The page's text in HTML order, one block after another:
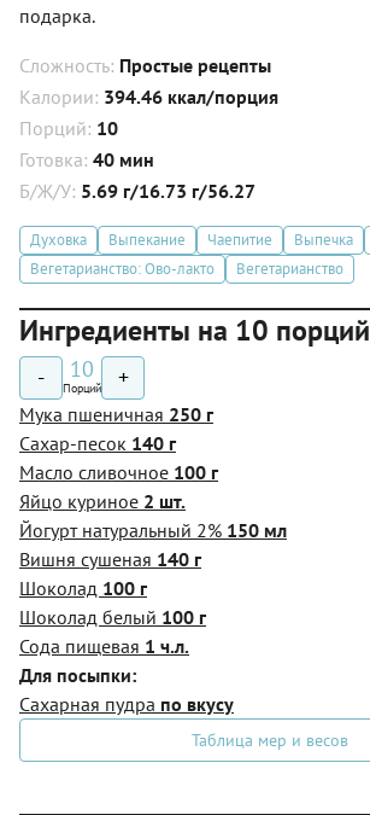
подарка.
Сложность: Простые рецепты
Калории: 394.46 ккал/порция
Порций: 10
Готовка: 40 мин
Б/Ж/У: 5.69 г/16.73 г/56.27
Духовка Выпекание Чаепитие Выпечка
Вегетарианство: Ово-лакто
Вегетарианство
Ингредиенты на 10 порций
- 10
Порций +
Мука пшеничная 250 г
Сахар-песок 140 г
Масло сливочное 100 г
Яйцо куриное 2 шт.
Йогурт натуральный 2% 150 мл
Вишня сушеная 140 г
Шоколад 100 г
Шоколад белый 100 г
Сода пищевая 1 ч.л.
Для посыпки:
Сахарная пудра по вкусу
Таблица мер и весов